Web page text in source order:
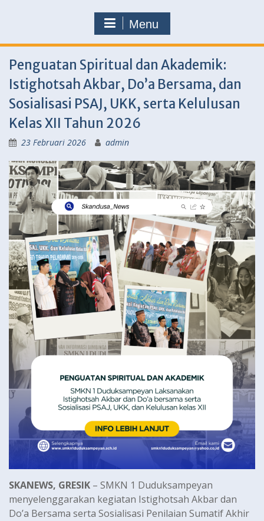
Menu
Penguatan Spiritual dan Akademik:
Istighotsah Akbar, Do’a Bersama, dan
Sosialisasi PSAJ, UKK, serta Kelulusan
Kelas XII Tahun 2026
23 Februari 2026 admin
SKANEWS, GRESIK – SMKN 1 Duduksampeyan
menyelenggarakan kegiatan Istighotsah Akbar dan
Do’a Bersama serta Sosialisasi Penilaian Sumatif Akhir